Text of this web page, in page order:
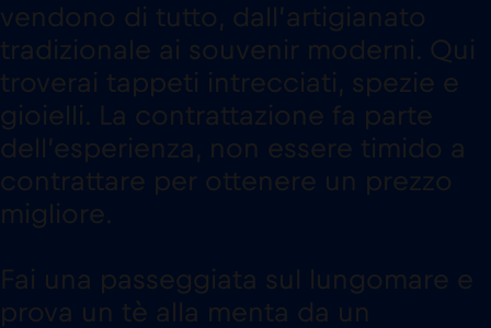
vendono di tutto, dall’artigianato
tradizionale ai souvenir moderni. Qui
troverai tappeti intrecciati, spezie e
gioielli. La contrattazione fa parte
dell’esperienza, non essere timido a
contrattare per ottenere un prezzo
migliore.
Fai una passeggiata sul lungomare e
prova un tè alla menta da un